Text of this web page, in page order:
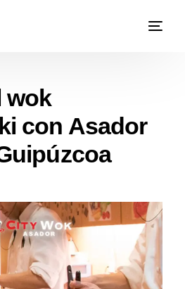
wok
con Asador